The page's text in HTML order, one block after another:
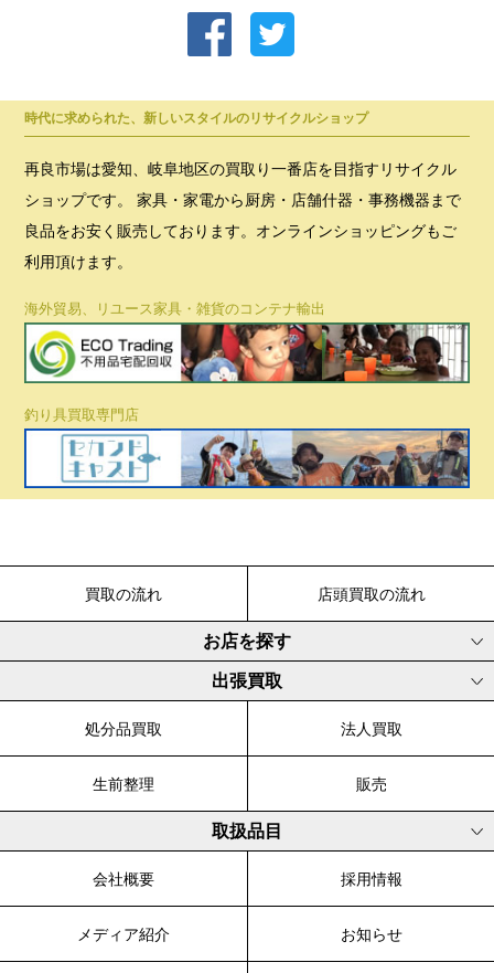
時代に求められた、新しいスタイルのリサイクルショップ
再良市場は愛知、岐阜地区の買取り一番店を目指すリサイクル
ショップです。 家具・家電から厨房・店舗什器・事務機器まで
良品をお安く販売しております。オンラインショッピングもご
利用頂けます。
海外貿易、リユース家具・雑貨のコンテナ輸出
釣り具買取専門店
買取の流れ 店頭買取の流れ
お店を探す
出張買取
処分品買取 法人買取
生前整理 販売
取扱品目
会社概要 採用情報
メディア紹介 お知らせ